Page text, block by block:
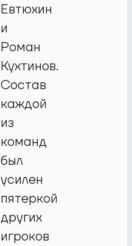
Евтюхин
и
Роман
Кухтинов.
Состав
каждой
из
команд
был
усилен
пятеркой
других
игроков